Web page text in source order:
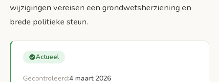
wijzigingen vereisen een grondwetsherziening en
brede politieke steun.
Actueel
Gecontroleerd:4 maart 2026